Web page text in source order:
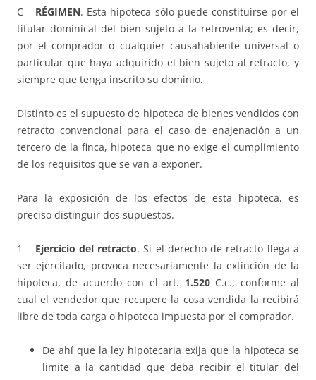
C – RÉGIMEN. Esta hipoteca sólo puede constituirse por el
titular dominical del bien sujeto a la retroventa; es decir,
por el comprador o cualquier causahabiente universal o
particular que haya adquirido el bien sujeto al retracto, y
siempre que tenga inscrito su dominio.
Distinto es el supuesto de hipoteca de bienes vendidos con
retracto convencional para el caso de enajenación a un
tercero de la finca, hipoteca que no exige el cumplimiento
de los requisitos que se van a exponer.
Para la exposición de los efectos de esta hipoteca, es
preciso distinguir dos supuestos.
1 – Ejercicio del retracto. Si el derecho de retracto llega a
ser ejercitado, provoca necesariamente la extinción de la
hipoteca, de acuerdo con el art. 1.520C.c., conforme al
cual el vendedor que recupere la cosa vendida la recibirá
libre de toda carga o hipoteca impuesta por el comprador.
De ahí que la ley hipotecaria exija que la hipoteca se
limite a la cantidad que deba recibir el titular del